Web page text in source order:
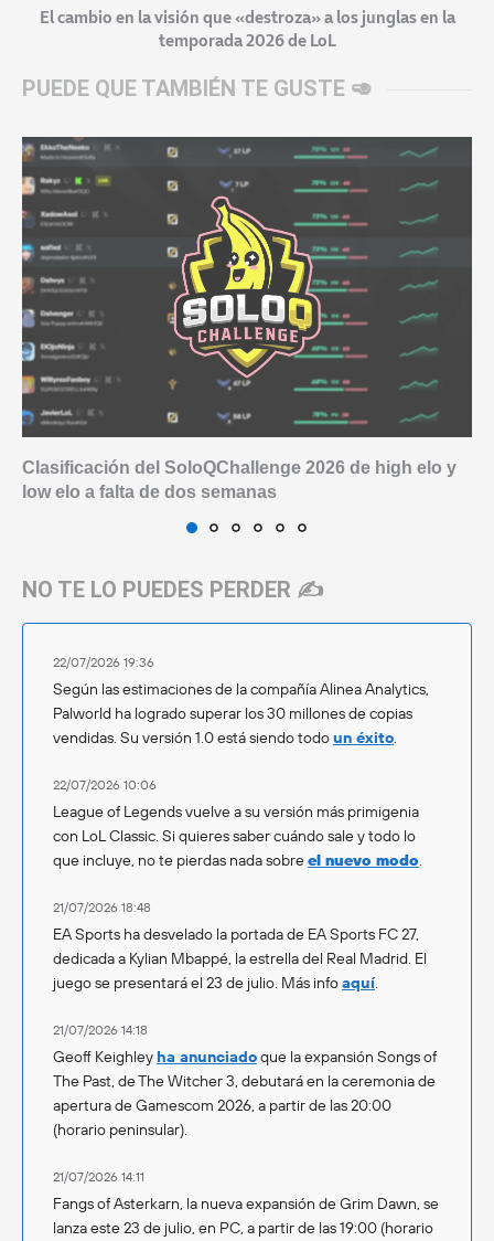
El cambio en la visión que «destroza» a los junglas en la
temporada 2026 de LoL
PUEDE QUE TAMBIÉN TE GUSTE 🥑
Clasificación del SoloQChallenge 2026 de high elo y
low elo a falta de dos semanas
NO TE LO PUEDES PERDER ✍️
22/07/2026 19:36
Según las estimaciones de la compañía Alinea Analytics,
Palworld ha logrado superar los 30 millones de copias
vendidas. Su versión 1.0 está siendo todoun éxito.
22/07/2026 10:06
League of Legends vuelve a su versión más primigenia
con LoL Classic. Si quieres saber cuándo sale y todo lo
que incluye, no te pierdas nada sobreel nuevo modo.
21/07/2026 18:48
EA Sports ha desvelado la portada de EA Sports FC 27,
dedicada a Kylian Mbappé, la estrella del Real Madrid. El
juego se presentará el 23 de julio. Más infoaquí.
21/07/2026 14:18
Geoff Keighley ha anunciadoque la expansión Songs of
The Past, de The Witcher 3, debutará en la ceremonia de
apertura de Gamescom 2026, a partir de las 20:00
(horario peninsular).
21/07/2026 14:11
Fangs of Asterkarn, la nueva expansión de Grim Dawn, se
lanza este 23 de julio, en PC, a partir de las 19:00 (horario